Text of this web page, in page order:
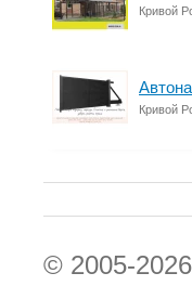
Кривой
Кривой
© 2005-2026